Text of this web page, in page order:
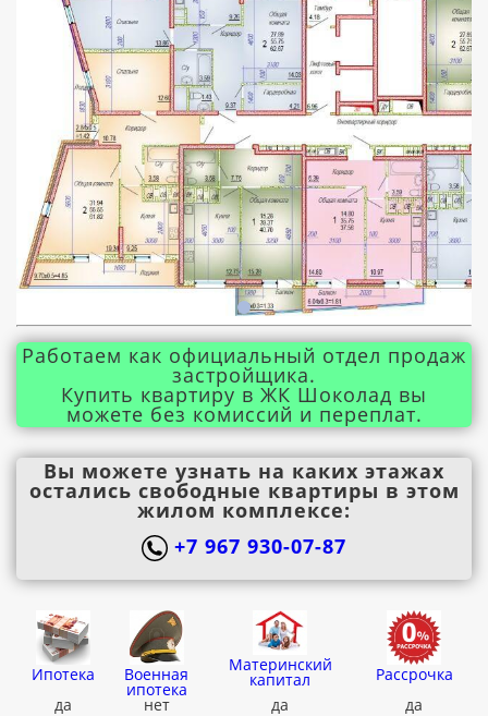
Работаем как официальный отдел продаж
застройщика.
Купить квартиру в ЖК Шоколад вы
можете без комиссий и переплат.
Вы можете узнать на каких этажах
остались свободные квартиры в этом
жилом комплексе:
+7 967 930-07-87
Ипотека Военная
ипотека
Материнский
капитал
Рассрочка
да
нет да да